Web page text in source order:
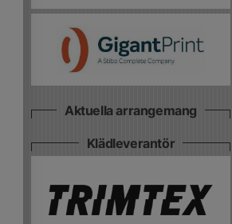
Aktuella arrangemang
Klädleverantör